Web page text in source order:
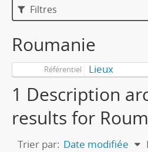
Filtres
Roumanie
Référentiel Lieux
1 Description
results for
Trier par: Date modifiée